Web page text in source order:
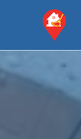
تخطي
المحتوى